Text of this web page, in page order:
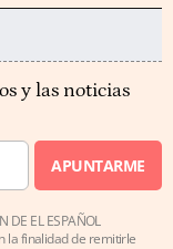
y las noticias
APUNTARME
DE EL ESPAÑOL
la finalidad de remitirle